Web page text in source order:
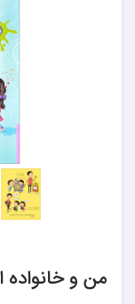
من و خانواده